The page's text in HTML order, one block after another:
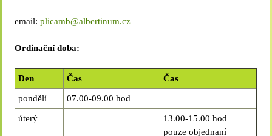
email:plicamb@albertinum.cz
Ordinační doba:
Den Čas Čas
pondělí 07.00-09.00 hod
úterý
13.00-15.00 hod
pouze objednaní